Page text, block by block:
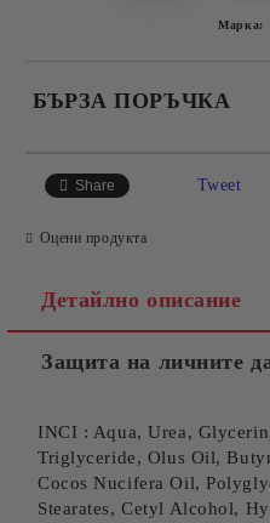
Марка:
БЪРЗА ПОРЪЧКА
Съгласен съм с
Ние ще се свържем с вас в
Share Tweet
Оцени продукта
Детайлно описание
Защита на личните
INCI : Aqua, Urea,
Triglyceride, Olus Oil,
Cocos Nucifera Oil,
Stearates, Cetyl Alcohol,